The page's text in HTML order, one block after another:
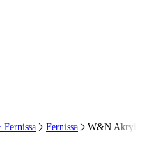
Fernissa W&N